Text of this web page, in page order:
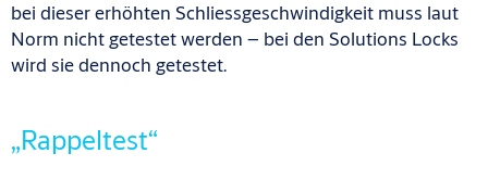
bei dieser erhöhten Schliessgeschwindigkeit muss laut
Norm nicht getestet werden – bei den Solutions Locks
wird sie dennoch getestet.
„Rappeltest“